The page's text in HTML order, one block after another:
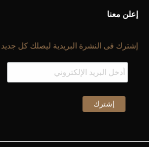
إعلن معنا
إشترك فى النشرة البريدية ليصلك كل جديد